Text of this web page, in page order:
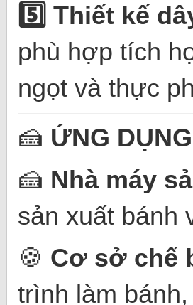
5️ Thiết kế
phù hợp tích
ngọt và thực
🍰 ỨNG
🍰 Nhà máy
sản xuất bánh
🍪 Cơ sở chế
trình làm